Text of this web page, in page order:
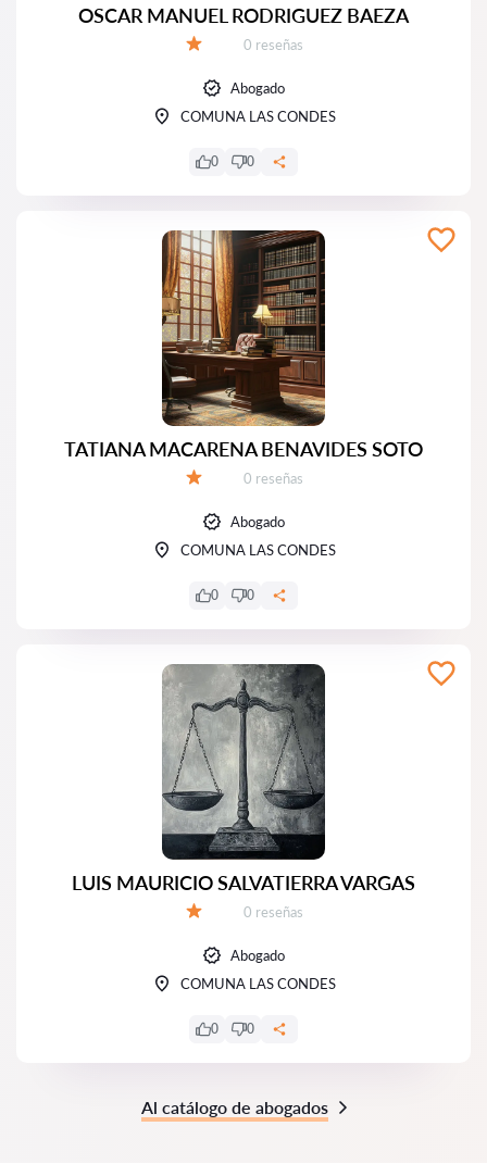
OSCAR MANUEL RODRIGUEZ BAEZA
Número de reseñas:
0 reseñas
Abogado
COMUNA LAS CONDES
0 0
TATIANA MACARENA BENAVIDES SOTO
Número de reseñas:
0 reseñas
Abogado
COMUNA LAS CONDES
0 0
LUIS MAURICIO SALVATIERRA VARGAS
Número de reseñas:
0 reseñas
Abogado
COMUNA LAS CONDES
0 0
Al catálogo de abogados